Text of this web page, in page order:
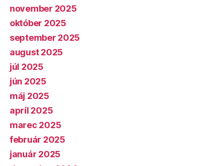
november 2025
október 2025
september 2025
august 2025
júl 2025
jún 2025
máj 2025
apríl 2025
marec 2025
február 2025
január 2025